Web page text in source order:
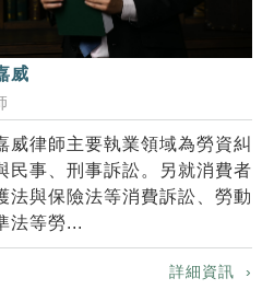
威
威律師主要執業領域為勞資糾
民事、刑事訴訟。另就消費者
法與保險法等消費訴訟、勞動
法等勞...
詳細資訊 ›